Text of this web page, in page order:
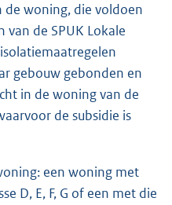
de woning, die voldoen
de SPUK Lokale
gebouw gebonden en
in de woning van de
de subsidie is
een woning met
D, E, F, G of een met die